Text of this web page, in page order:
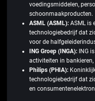
voedingsmiddelen,
schoonmaakproducten.
ASML (ASML):ASML is
technologiebedrijf dat
voor de
ING Groep (INGA):ING is
activiteiten in bankieren,
Philips (PHIA):
technologiebedrijf dat
en